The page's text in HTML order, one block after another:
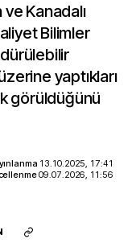
Kanadalı
Bilimler
yaptıkları
görüldüğünü
13.10.2025, 17:41
09.07.2026, 11:56